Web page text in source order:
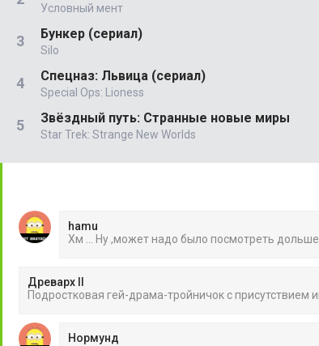
Условный мент
Бункер (сериал)
Silo
Спецназ: Львица (сериал)
Special Ops: Lioness
Звёздный путь: Странные новые миры
Star Trek: Strange New Worlds
hamu
Хм ... Ну ,может надо было посмотреть
Древарх II
Подростковая гей-драма-тройничок с присутствием
Нормунд